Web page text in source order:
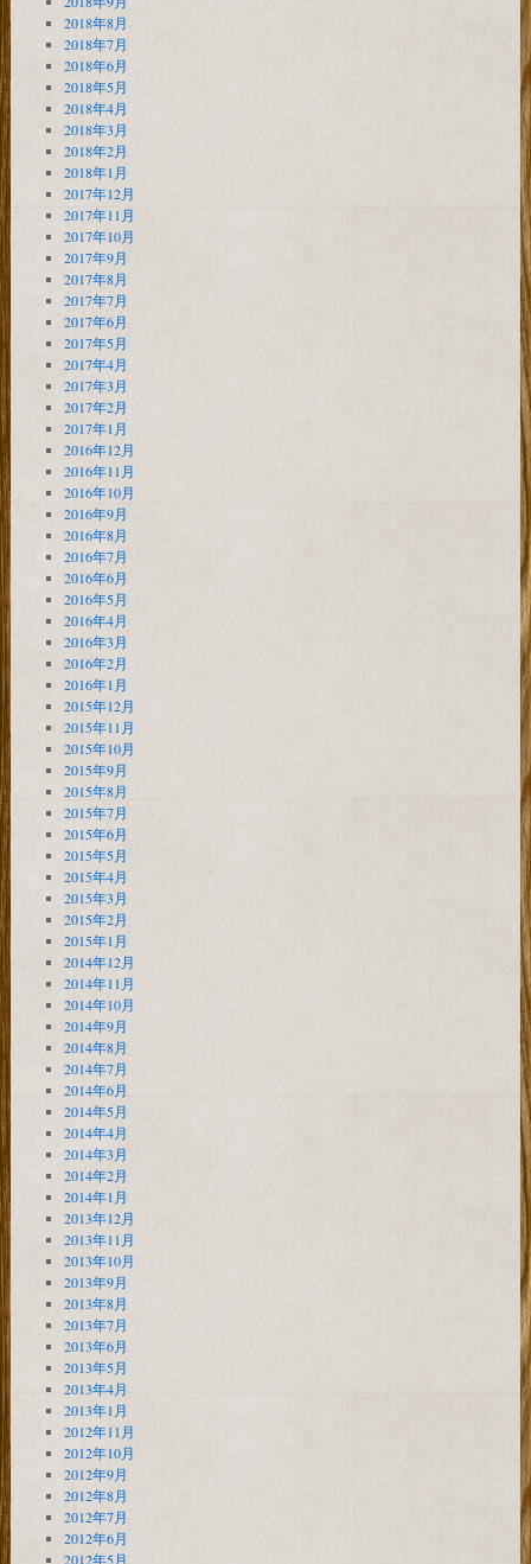
2018年8月
2018年7月
2018年6月
2018年5月
2018年4月
2018年3月
2018年2月
2018年1月
2017年12月
2017年11月
2017年10月
2017年9月
2017年8月
2017年7月
2017年6月
2017年5月
2017年4月
2017年3月
2017年2月
2017年1月
2016年12月
2016年11月
2016年10月
2016年9月
2016年8月
2016年7月
2016年6月
2016年5月
2016年4月
2016年3月
2016年2月
2016年1月
2015年12月
2015年11月
2015年10月
2015年9月
2015年8月
2015年7月
2015年6月
2015年5月
2015年4月
2015年3月
2015年2月
2015年1月
2014年12月
2014年11月
2014年10月
2014年9月
2014年8月
2014年7月
2014年6月
2014年5月
2014年4月
2014年3月
2014年2月
2014年1月
2013年12月
2013年11月
2013年10月
2013年9月
2013年8月
2013年7月
2013年6月
2013年5月
2013年4月
2013年1月
2012年11月
2012年10月
2012年9月
2012年8月
2012年7月
2012年6月
2012年5月